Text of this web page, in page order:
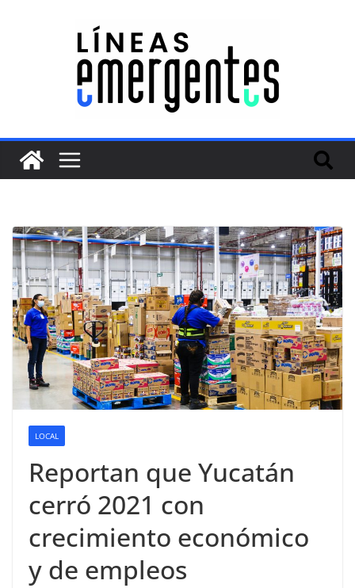
LOCAL
Reportan que Yucatán
cerró 2021 con
crecimiento económico
y de empleos